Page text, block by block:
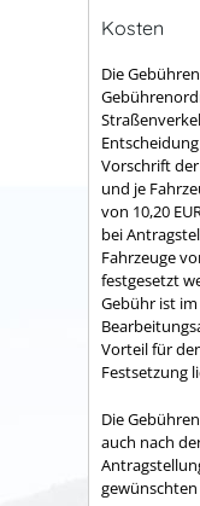
Kosten
Die
Vorschrift
und je
von 10,20
bei
Fahrzeuge
festgesetzt
Gebühr ist
Vorteil für
Festsetzung
Die
auch nach